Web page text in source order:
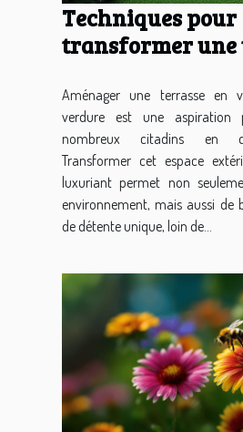
Techniques pour
transformer une
Aménager une terrasse en
verdure est une aspiration
nombreux citadins en
Transformer cet espace
luxuriant permet non
environnement, mais aussi de
de détente unique, loin de...